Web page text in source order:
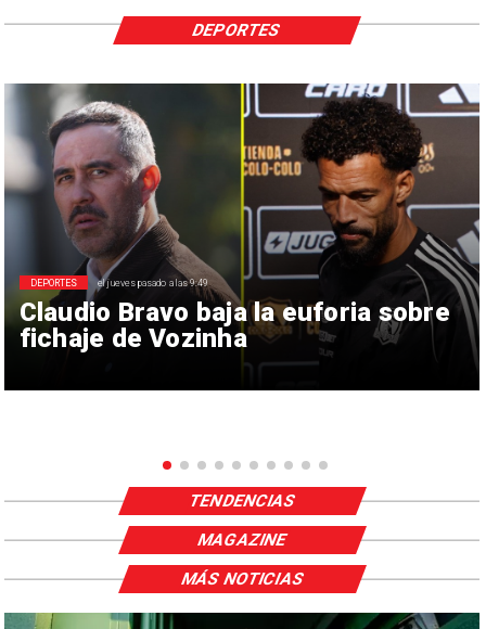
Claudio Bravo baja la euforia sobre
fichaje de Vozinha
DEPORTES el jueves pasado a las 9:49
DEPORTES
TENDENCIAS
MAGAZINE
MÁS NOTICIAS